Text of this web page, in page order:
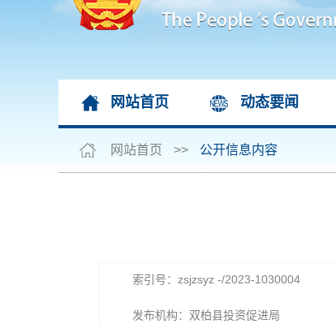
网站首页 动态要闻
网站首页 >> 公开信息内容
索引号：zsjzsyz -/2023-1030004
发布机构：双柏县投资促进局